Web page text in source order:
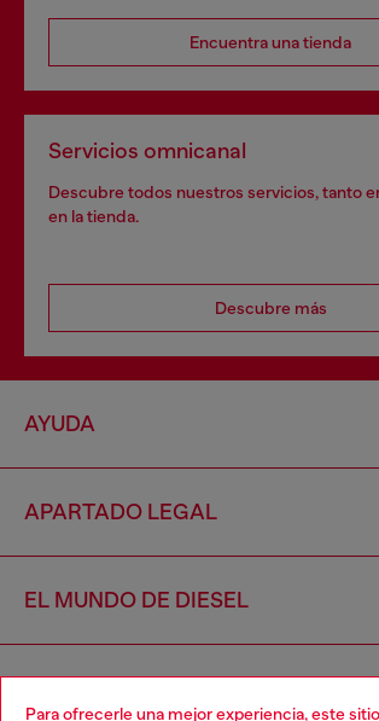
Para ofrecerle una mejor experiencia, este
Encuentra una tienda
Servicios omnicanal
Descubre todos nuestros servicios, tanto
en la tienda.
Descubre más
AYUDA
APARTADO LEGAL
EL MUNDO DE DIESEL